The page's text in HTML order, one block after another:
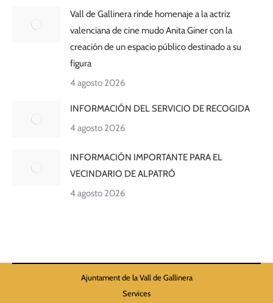
Vall de Gallinera rinde homenaje a la actriz
valenciana de cine mudo Anita Giner con la
creación de un espacio público destinado a su
figura
4 agosto 2026
INFORMACIÓN DEL SERVICIO DE RECOGIDA
4 agosto 2026
INFORMACIÓN IMPORTANTE PARA EL
VECINDARIO DE ALPATRÓ
4 agosto 2026
Ajuntament de la Vall de Gallinera
Services